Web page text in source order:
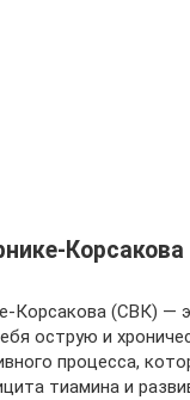
Корсакова
Корсакова (СВК) —
острую и
процесса,
тиамина и